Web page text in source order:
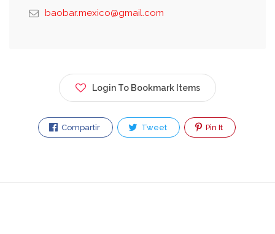
baobar.mexico@gmail.com
Login To Bookmark Items
Compartir Tweet Pin It